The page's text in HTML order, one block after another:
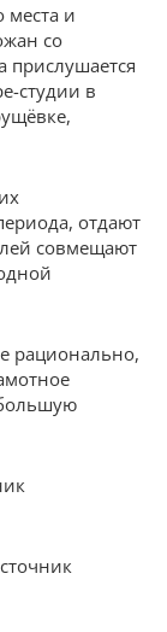
места и
со
прислушается
студии в
отдают
совмещают
рационально,